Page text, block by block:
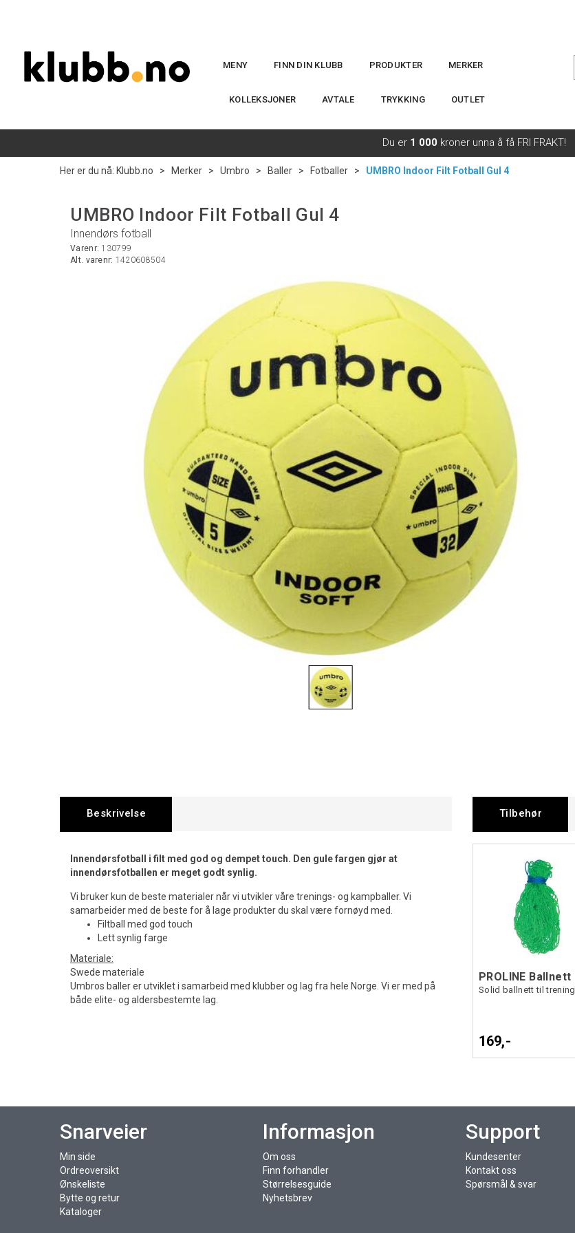
MENY FINN DIN KLUBB PRODUKTER MERKER
KOLLEKSJONER AVTALE TRYKKING OUTLET
Du er 1 000 kroner unna å få FRI FRAKT!
Her er du nå: Klubb.no > Merker > Umbro > Baller > Fotballer > UMBRO Indoor Filt Fotball Gul 4
UMBRO Indoor Filt Fotball Gul 4
Innendørs fotball
Varenr:130799
Alt. varenr: 1420608504
Beskrivelse
Innendørsfotball i filt med god og dempet touch. Den gule fargen gjør at
innendørsfotballen er meget godt synlig.
Vi bruker kun de beste materialer når vi utvikler våre trenings- og kampballer. Vi
samarbeider med de beste for å lage produkter du skal være fornøyd med.
Filtball med god touch
Lett synlig farge
Materiale:
Swede materiale
Umbros baller er utviklet i samarbeid med klubber og lag fra hele Norge. Vi er med på
både elite- og aldersbestemte lag.
Tilbehør
Solid ballnett til trening
169,-
Snarveier
Min side
Ordreoversikt
Ønskeliste
Bytte og retur
Kataloger
Informasjon
Om oss
Finn forhandler
Størrelsesguide
Nyhetsbrev
Support
Kundesenter
Kontakt oss
Spørsmål & svar